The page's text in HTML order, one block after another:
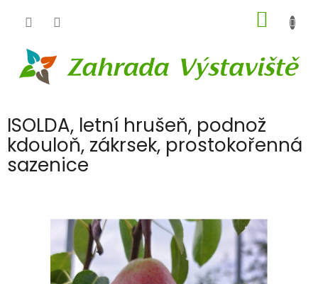
KOŠÍK
ISOLDA, letní hrušeň, podnož
kdouloň, zákrsek, prostokořenná
sazenice